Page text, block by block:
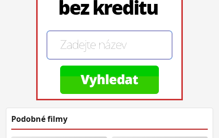
Podobné filmy